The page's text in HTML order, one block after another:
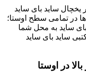
تعمیر یخچال ساید بای ساید
در تمامی سطح اوستا؛
ساید بای ساید به محل شما
ساید بای ساید
در اوستا